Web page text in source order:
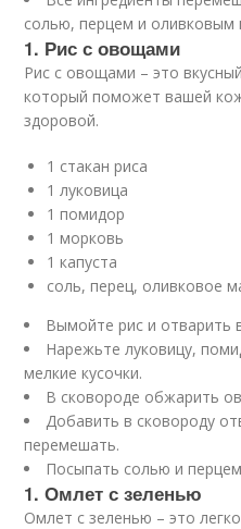
солью, перцем и оливковым
1. Рис с овощами
Рис с овощами – это
который поможет вашей
здоровой.
1 стакан риса
1 луковица
1 помидор
1 морковь
1 капуста
соль, перец, оливковое
Вымойте рис и отварить
Нарежьте луковицу,
мелкие кусочки.
В сковороде обжарить
Добавить в сковороду
перемешать.
Посыпать солью и перцем
1. Омлет с зеленью
Омлет с зеленью – это